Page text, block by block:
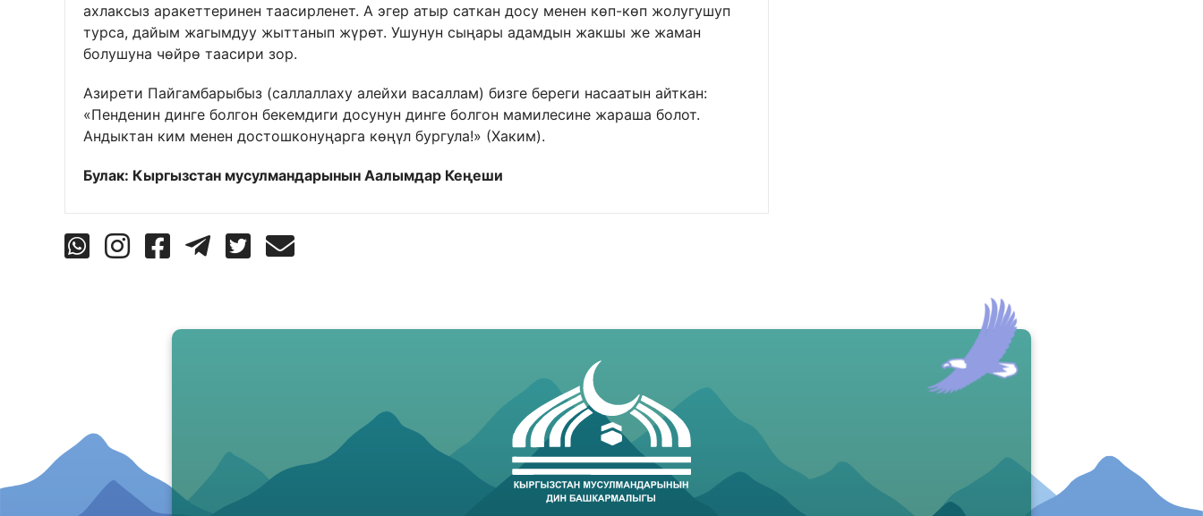
ахлаксыз аракеттеринен таасирленет. А эгер атыр саткан досу менен көп-көп жолугушуп
турса, дайым жагымдуу жыттанып жүрөт. Ушунун сыңары адамдын жакшы же жаман
болушуна чөйрө таасири зор.
Азирети Пайгамбарыбыз (саллаллаху алейхи васаллам) бизге береги насаатын айткан:
«Пенденин динге болгон бекемдиги досунун динге болгон мамилесине жараша болот.
Андыктан ким менен достошконуңарга көңүл бургула!» (Хаким).
Булак: Кыргызстан мусулмандарынын Аалымдар Кеңеши